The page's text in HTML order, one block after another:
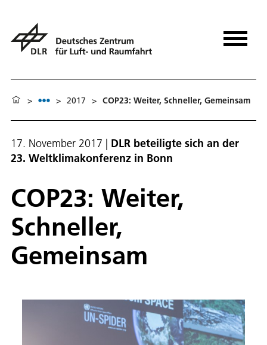
> > 2017 > COP23: Weiter, Schneller, Gemeinsam
17. November 2017 | DLR beteiligte sich an der
23. Weltklimakonferenz in Bonn
COP23: Weiter,
Schneller,
Gemeinsam